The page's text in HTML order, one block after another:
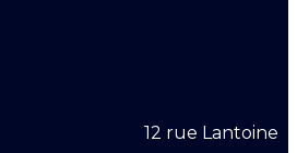
12 rue Lantoine